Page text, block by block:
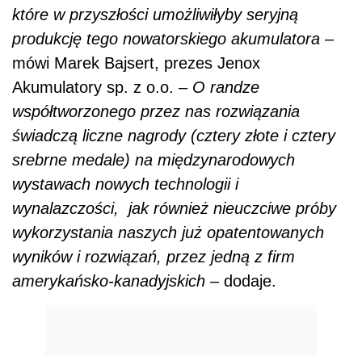
które w przyszłości umożliwiłyby seryjną
produkcję tego nowatorskiego akumulatora –
mówi Marek Bajsert, prezes Jenox
Akumulatory sp. z o.o. – O randze
współtworzonego przez nas rozwiązania
świadczą liczne nagrody (cztery złote i cztery
srebrne medale) na międzynarodowych
wystawach nowych technologii i
wynalazczości, jak również nieuczciwe próby
wykorzystania naszych już opatentowanych
wyników i rozwiązań, przez jedną z firm
amerykańsko-kanadyjskich – dodaje.